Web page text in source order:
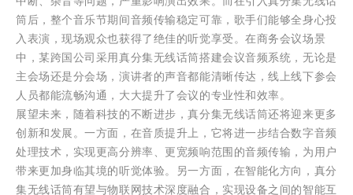
筒后，整个音乐节期间音频传输稳定可靠，歌手们能够全身心投
入表演，现场观众也获得了绝佳的听觉享受。在商务会议场景
中，某跨国公司采用真分集无线话筒搭建会议音频系统，无论是
主会场还是分会场，演讲者的声音都能清晰传达，线上线下参会
人员都能流畅沟通，大大提升了会议的专业性和效率。
展望未来，随着科技的不断进步，真分集无线话筒还将迎来更多
创新和发展。一方面，在音质提升上，它将进一步结合数字音频
处理技术，实现更高分辨率、更宽频响范围的音频传输，为用户
带来更加身临其境的听觉体验。另一方面，在智能化方向，真分
集无线话筒有望与物联网技术深度融合，实现设备之间的智能互